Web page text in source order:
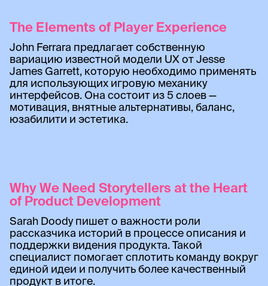
The Elements of Player Experience
John Ferrara предлагает собственную
вариацию известной модели UX от Jesse
James Garrett, которую необходимо применять
для использующих игровую механику
интерфейсов. Она состоит из 5 слоев —
мотивация, внятные альтернативы, баланс,
юзабилити и эстетика.
Why We Need Storytellers at the Heart
of Product Development
Sarah Doody пишет о важности роли
рассказчика историй в процессе описания и
поддержки видения продукта. Такой
специалист помогает сплотить команду вокруг
единой идеи и получить более качественный
продукт в итоге.